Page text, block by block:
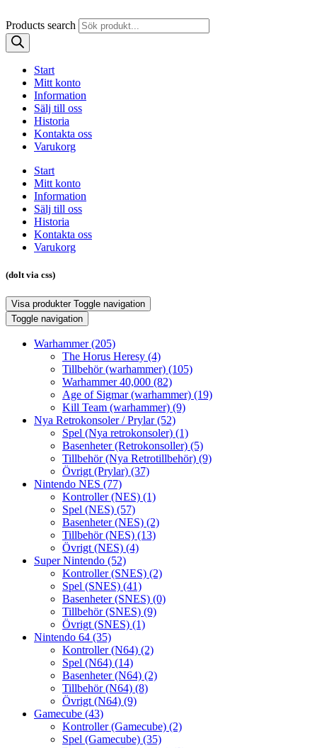
Products search
Start
Mitt konto
Information
Sälj till oss
Historia
Kontakta oss
Varukorg
Start
Mitt konto
Information
Sälj till oss
Historia
Kontakta oss
Varukorg
(dolt via css)
Visa produkter Toggle navigation
Toggle navigation
Warhammer(205)
The Horus Heresy (4)
Tillbehör (warhammer) (105)
Warhammer 40,000 (82)
Age of Sigmar (warhammer) (19)
Kill Team (warhammer) (9)
Nya Retrokonsoler / Prylar(52)
Spel (Nya retrokonsoler) (1)
Basenheter (Retrokonsoller) (5)
Tillbehör (Nya Retrotillbehör) (9)
Övrigt (Prylar) (37)
Nintendo NES (77)
Kontroller (NES) (1)
Spel (NES) (57)
Basenheter (NES) (2)
Tillbehör (NES) (13)
Övrigt (NES) (4)
Super Nintendo (52)
Kontroller (SNES) (2)
Spel (SNES) (41)
Basenheter (SNES) (0)
Tillbehör (SNES) (9)
Övrigt (SNES) (1)
Nintendo 64 (35)
Kontroller (N64) (2)
Spel (N64) (14)
Basenheter (N64) (2)
Tillbehör (N64) (8)
Övrigt (N64) (9)
Gamecube (43)
Kontroller (Gamecube) (2)
Spel (Gamecube) (35)